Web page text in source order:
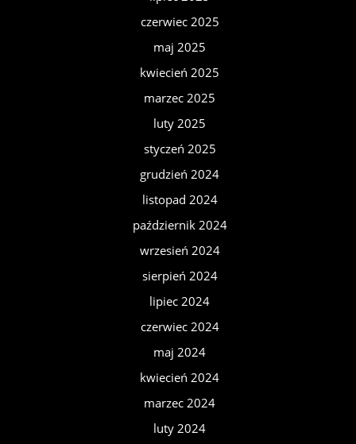
czerwiec 2025
maj 2025
kwiecień 2025
marzec 2025
luty 2025
styczeń 2025
grudzień 2024
listopad 2024
październik 2024
wrzesień 2024
sierpień 2024
lipiec 2024
czerwiec 2024
maj 2024
kwiecień 2024
marzec 2024
luty 2024